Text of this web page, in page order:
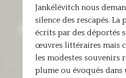
Jankélévitch nous
silence des rescapés.
écrits par des déportés
œuvres littéraires mais
les modestes souvenirs
plume ou évoqués dans